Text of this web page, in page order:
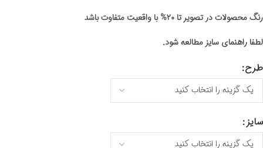
رنگ محصولات در تصویر تا ۲۰% با واقعیت متفاوت باشد
لطفا راهنمای سایز مطالعه شود.
طرح
سایز